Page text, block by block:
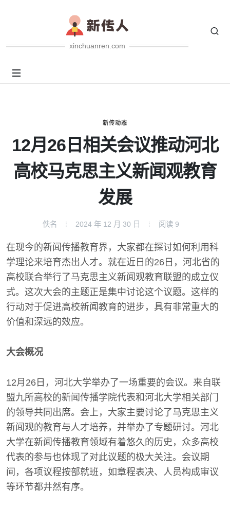
xinchuanren.com
新传动态
12月26日相关会议推动河北
高校马克思主义新闻观教育
发展
佚名 2024 年 12 月 30 日 阅读 9
在现今的新闻传播教育界，大家都在探讨如何利用科
学理论来培育杰出人才。就在近日的26日，河北省的
高校联合举行了马克思主义新闻观教育联盟的成立仪
式。这次大会的主题正是集中讨论这个议题。这样的
行动对于促进高校新闻教育的进步，具有非常重大的
价值和深远的效应。
大会概况
12月26日，河北大学举办了一场重要的会议。来自联
盟九所高校的新闻传播学院代表和河北大学相关部门
的领导共同出席。会上，大家主要讨论了马克思主义
新闻观的教育与人才培养，并举办了专题研讨。河北
大学在新闻传播教育领域有着悠久的历史，众多高校
代表的参与也体现了对此议题的极大关注。会议期
间，各项议程按部就班，如章程表决、人员构成审议
等环节都井然有序。